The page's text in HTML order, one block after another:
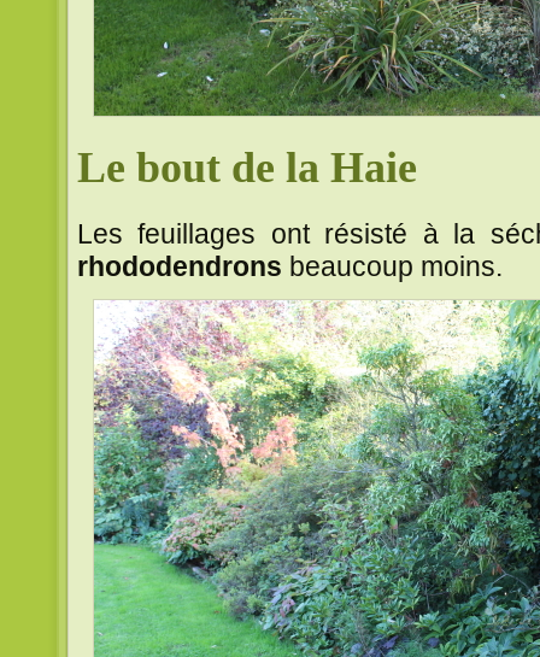
Le bout de la Haie
Les feuillages ont résisté à la
rhododendrons beaucoup moins.